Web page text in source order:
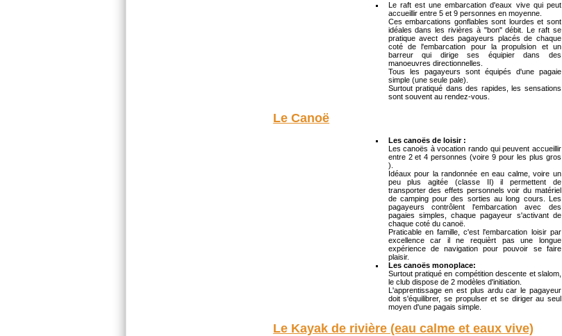
Le raft est une embarcation d'eaux vive qui peut
accueillir entre 5 et 9 personnes en moyenne.
Ces embarcations gonflables sont lourdes et sont
idéales dans les rivières à "bon" débit. Le raft se
pratique avect des pagayeurs placés de chaque
coté de l'embarcation pour la propulsion et un
barreur qui dirige ses équipier dans des
manoeuvres directionnelles.
Tous les pagayeurs sont équipés d'une pagaie
simple (une seule pale).
Surtout pratiqué dans des rapides, les sensations
sont souvent au rendez-vous.
Le Canoë
Les canoës de loisir :
Les canoës à vocation rando qui peuvent accueillir
entre 2 et 4 personnes (voire 9 pour les plus gros
).
Idéaux pour la randonnée en eau calme, voire un
peu plus agitée (classe II) il permettent de
transporter des effets personnels voir du matériel
de camping pour des sorties au long cours. Les
pagayeurs contrôlent l'embarcation avec des
pagaies simples, chaque pagayeur s'activant de
chaque coté du canoë.
Praticable en famille, c'est l'embarcation loisir par
excellence car il ne requièrt pas une longue
expérience de navigation pour pouvoir se faire
plaisir.
Les canoës monoplace:
Surtout pratiqué en compétition descente et slalom,
le club dispose de 2 modèles d'initiation.
L'apprentissage en est plus ardu car le pagayeur
doit s'équilibrer, se propulser et se diriger au seul
moyen d'une pagais simple.
Le Kayak de rivière (eau calme et eaux vive)